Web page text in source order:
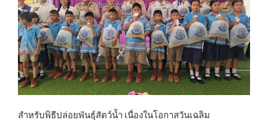
สำหรับพิธีปล่อยพันธุ์สัตว์น้ำ เนื่องในโอกาสวันเฉลิม